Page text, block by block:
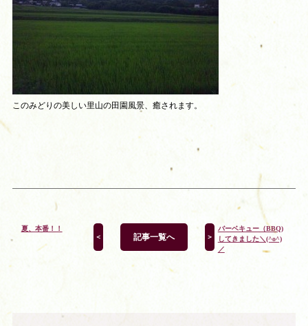
このみどりの美しい里山の田園風景、癒されます。
夏、本番！！
＜
記事一覧へ ＞
バーベキュー（BBQ)
してきました＼(^o^)
／